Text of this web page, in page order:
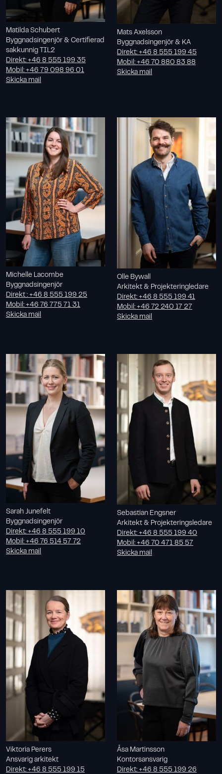
Matilda Schubert
Byggnadsingenjör & Certifierad
sakkunnig TIL2
Direkt: +46 8 555 199 35
Mobil : +46 79 098 96 01
Skicka mail
Mats Axelsson
Byggnadsingenjör & KA
Direkt: +46 8 555 199 45
Mobil : +46 70 880 83 88
Skicka mail
Michelle Lacombe
Byggnadsingenjör
Direkt : +46 8 555 199 25
Mobil : +46 76 775 71 31
Skicka mail
Olle Bywall
Arkitekt & Projekteringledare
Direkt: +46 8 555 199 41
Mobil : +46 72 240 17 27
Skicka mail
Sarah Junefelt
Byggnadsingenjör
Direkt: +46 8 555 199 10
Mobil : +46 76 514 57 72
Skicka mail
Sebastian Engsner
Arkitekt & Projekteringsledare
Direkt: +46 8 555 199 40
Mobil : +46 70 471 85 57
Skicka mail
Viktoria Perers
Ansvarig arkitekt
Direkt: +46 8 555 199 15
Åsa Martinsson
Kontorsansvarig
Direkt: +46 8 555 199 26